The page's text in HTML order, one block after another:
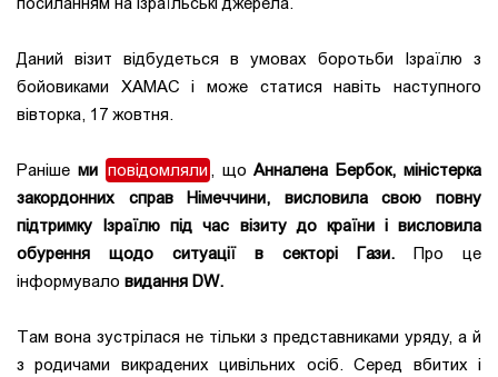
Даний візит відбудеться в умовах боротьби Ізраїлю з
бойовиками ХАМАС і може статися навіть наступного
вівторка, 17 жовтня.
Раніше ми повідомляли , щоАнналена Бербок, міністерка
закордонних справ Німеччини, висловила свою повну
підтримку Ізраїлю під час візиту до країни і висловила
обурення щодо ситуації в секторі Гази. Про це
інформувало видання DW.
Там вона зустрілася не тільки з представниками уряду, а й
з родичами викрадених цивільних осіб. Серед вбитих і